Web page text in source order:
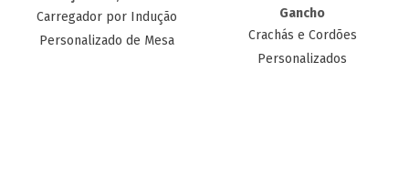
Carregador por Indução
Personalizado de Mesa
Gancho
Crachás e Cordões
Personalizados